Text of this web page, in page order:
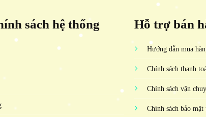
sách hệ thống
Hỗ trợ bán
Hướng dẫn mua
Chính sách thanh
Chính sách vận
Chính sách bảo